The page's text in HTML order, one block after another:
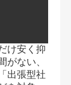
け安く抑
がない、
出張型社